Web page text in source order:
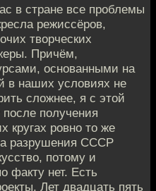
в стране все проблемы
режиссёров,
творческих
Причём,
основанными на
в наших условиях не
сложнее, я с этой
получения
кругах ровно то же
разрушения СССР
потому и
факту нет. Есть
Лет двадцать пять